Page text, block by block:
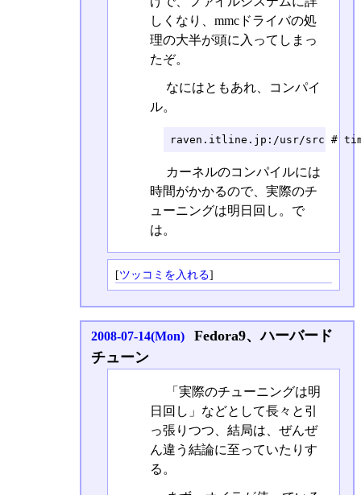
しくなり、mmcドライバの処
理の大半が頭に入ってしまっ
たぞ。
なにはともあれ、コンパイ
ル。
raven.itline.jp:/usr/src # time
カーネルのコンパイルには
時間がかかるので、実際のチ
ューニングは明日回し。で
は。
[ツッコミを入れる]
2008-07-14(Mon)
Fedora9、ハーバード
チューン
「実際のチューニングは明
日回し」などとして長々と引
っ張りつつ、結局は、ぜんぜ
ん違う結論に至っていたりす
る。